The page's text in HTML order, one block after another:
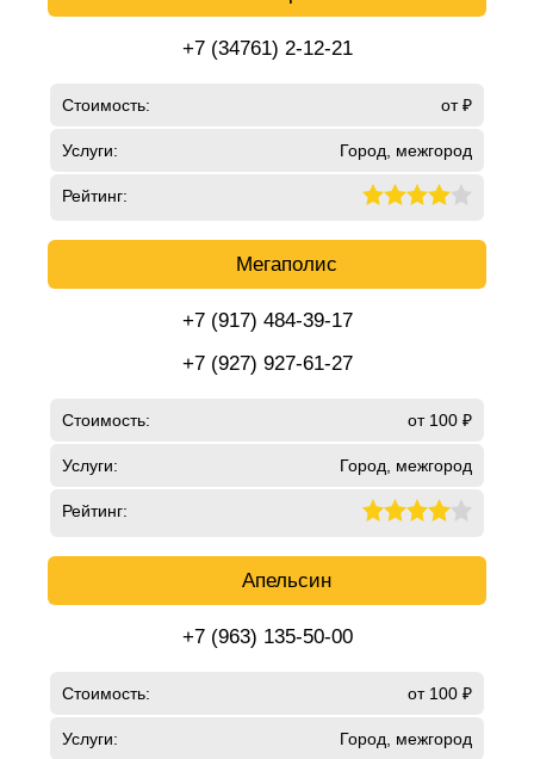
+7 (34761) 2-12-21
Стоимость: от ₽
Услуги: Город, межгород
Рейтинг:
Мегаполис
+7 (917) 484-39-17
+7 (927) 927-61-27
Стоимость: от 100 ₽
Услуги: Город, межгород
Рейтинг:
Апельсин
+7 (963) 135-50-00
Стоимость: от 100 ₽
Услуги: Город, межгород